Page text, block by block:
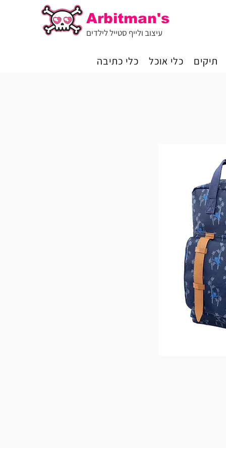
Arbitman's
עיצוב ולייף סטייל לילדים
תיקים כלי אוכל כלי כתיבה